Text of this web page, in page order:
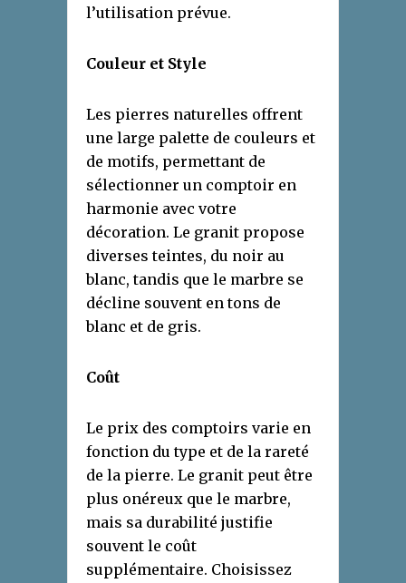
l’utilisation prévue.
Couleur et Style
Les pierres naturelles offrent
une large palette de couleurs et
de motifs, permettant de
sélectionner un comptoir en
harmonie avec votre
décoration. Le granit propose
diverses teintes, du noir au
blanc, tandis que le marbre se
décline souvent en tons de
blanc et de gris.
Coût
Le prix des comptoirs varie en
fonction du type et de la rareté
de la pierre. Le granit peut être
plus onéreux que le marbre,
mais sa durabilité justifie
souvent le coût
supplémentaire. Choisissez